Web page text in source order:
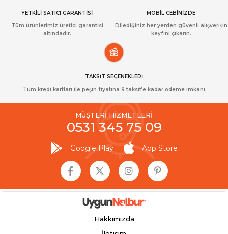
YETKİLİ SATICI GARANTİSİ
Tüm ürünlerimiz üretici garantisi
altındadır.
MOBİL CEBİNİZDE
Dilediğiniz her yerden güvenli alışverişin
keyfini çıkarın.
TAKSİT SEÇENEKLERİ
Tüm kredi kartları ile peşin fiyatına 9 taksit’e kadar ödeme imkanı
MÜŞTERİ HİZMETLERİ
0531 345 75 09
Google Play App Store
Hakkımızda